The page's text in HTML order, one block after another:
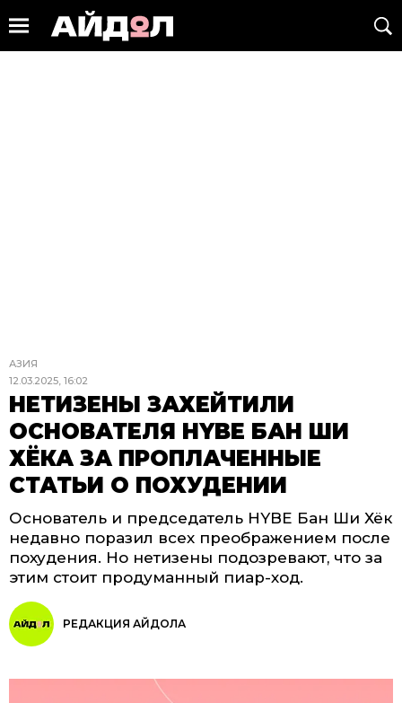
АЗИЯ
12.03.2025, 16:02
НЕТИЗЕНЫ ЗАХЕЙТИЛИ
ОСНОВАТЕЛЯ HYBE БАН ШИ
ХЁКА ЗА ПРОПЛАЧЕННЫЕ
СТАТЬИ О ПОХУДЕНИИ
Основатель и председатель HYBE Бан Ши Хёк
недавно поразил всех преображением после
похудения. Но нетизены подозревают, что за
этим стоит продуманный пиар-ход.
РЕДАКЦИЯ АЙДОЛА